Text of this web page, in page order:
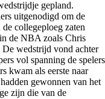
gepland.
uitgenodigd om de
collegeploeg zaten
de NBA zoals Chris
wedstrijd vond achter
vol spanning de spelers
kwam als eerste naar
gewonnen van het
zijn die van de